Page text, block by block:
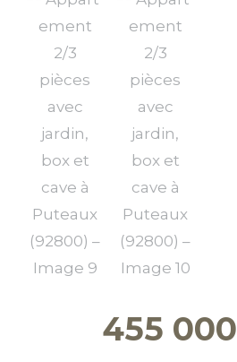
455 000